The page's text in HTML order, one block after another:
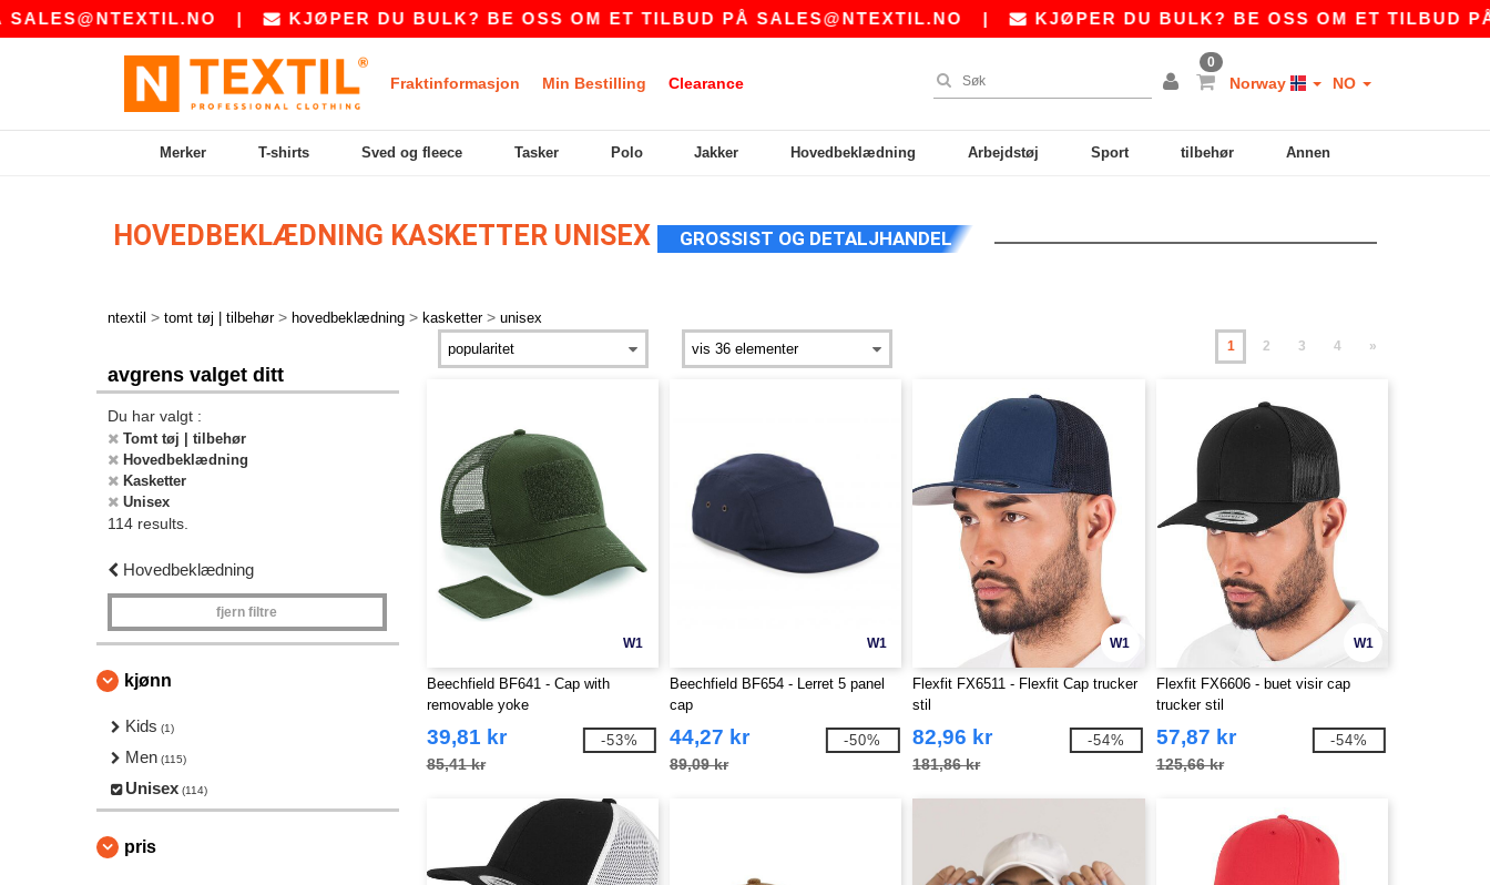
| KJØPER DU BULK? BE OSS OM ET TILBUD PÅSALES@NTEXTIL.NO| KJØPER DU BULK? BE OSS OM ET TILBUD PÅ
Fraktinformasjon Min Bestilling Clearance
0
Norway NO
Merker T-shirts Sved og fleece Tasker Polo Jakker Hovedbeklædning Arbejdstøj Sport tilbehør Annen
HOVEDBEKLÆDNING KASKETTER UNISEX GROSSIST OG DETALJHANDEL
ntextil > tomt tøj | tilbehør > hovedbeklædning > kasketter > unisex
avgrens valget ditt
Du har valgt :
Tomt tøj | tilbehør
Hovedbeklædning
Kasketter
Unisex
114 results.
Hovedbeklædning
fjern filtre
kjønn
Kids (1)
Men (115)
Unisex (114)
pris
1 2 3 4 »
W1
Beechfield BF641 - Cap with
removable yoke
39,81 kr
85,41 kr
-53%
W1
Beechfield BF654 - Lerret 5 panel
cap
44,27 kr
89,09 kr
-50%
W1
Flexfit FX6511 - Flexfit Cap trucker
stil
82,96 kr
181,86 kr
-54%
W1
Flexfit FX6606 - buet visir cap
trucker stil
57,87 kr
125,66 kr
-54%